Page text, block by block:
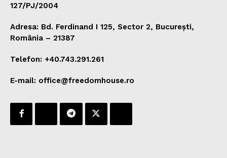
127/PJ/2004
Adresa: Bd. Ferdinand I 125, Sector 2, București,
România – 21387
Telefon: +40.743.291.261
E-mail: office@freedomhouse.ro